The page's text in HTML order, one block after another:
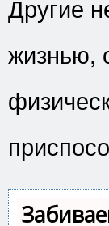
Другие
жизнью,